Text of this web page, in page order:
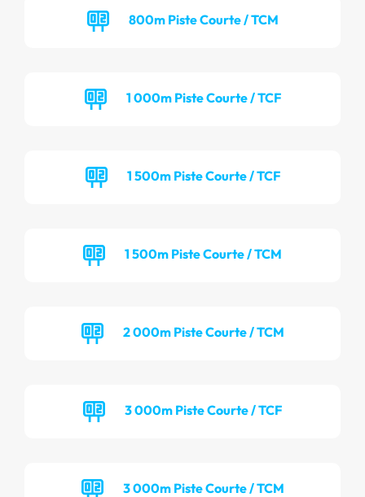
800m Piste Courte / TCM
1 000m Piste Courte / TCF
1 500m Piste Courte / TCF
1 500m Piste Courte / TCM
2 000m Piste Courte / TCM
3 000m Piste Courte / TCF
3 000m Piste Courte / TCM